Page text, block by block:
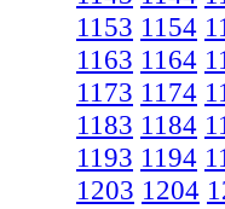
1153 1154
1163 1164
1173 1174
1183 1184
1193 1194
1203 1204